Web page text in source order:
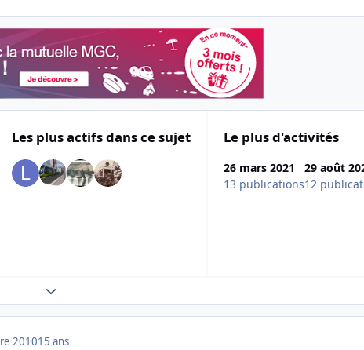
Les plus actifs dans ce sujet Le plus d'activités
26 mars 2021
13 publications
29 août
12
Expand topic overview
201015 ans